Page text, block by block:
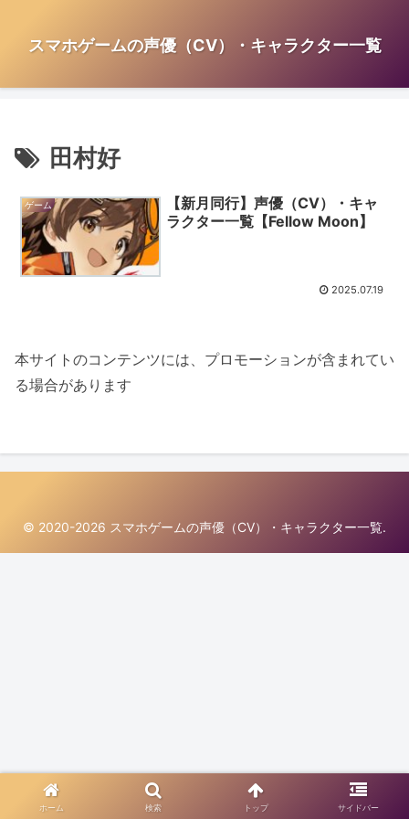
スマホゲームの声優（CV）・キャラクター一覧
田村好
ゲーム
【新月同行】声優（CV）・キャ
ラクター一覧【Fellow Moon】
2025.07.19
本サイトのコンテンツには、プロモーションが含まれてい
る場合があります
© 2020-2026 スマホゲームの声優（CV）・キャラクター一覧.
ホーム 検索 トップ サイドバー